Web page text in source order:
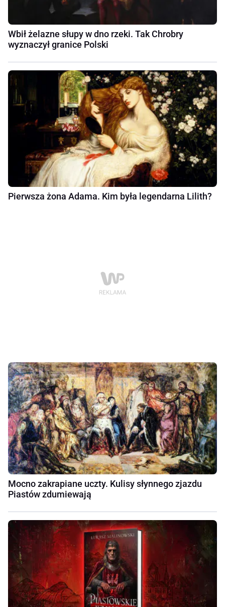
Wbił żelazne słupy w dno rzeki. Tak Chrobry
wyznaczył granice Polski
Pierwsza żona Adama. Kim była legendarna Lilith?
Mocno zakrapiane uczty. Kulisy słynnego zjazdu
Piastów zdumiewają